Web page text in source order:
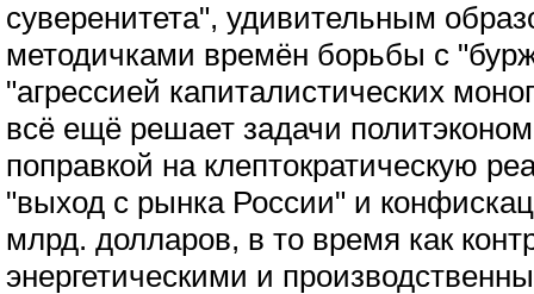
суверенитета", удивительным
методичками времён борьбы с
"агрессией капиталистических
всё ещё решает задачи
поправкой на клептократическую
"выход с рынка России" и
млрд. долларов, в то время как
энергетическими и